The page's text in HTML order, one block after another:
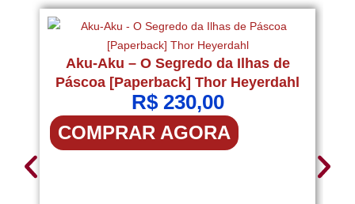
Aku-Aku – O Segredo da Ilhas de
Páscoa [Paperback] Thor Heyerdahl
R$230,00
COMPRAR AGORA